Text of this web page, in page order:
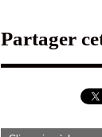
Partager